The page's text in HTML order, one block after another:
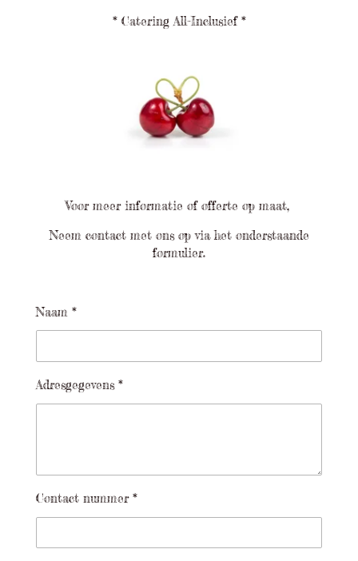
* Catering All-Inclusief *
Voor meer informatie of offerte op maat,
Neem contact met ons op via het onderstaande
formulier.
Naam *
Adresgegevens *
Contact nummer *